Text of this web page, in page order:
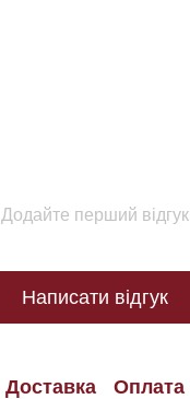
Додайте перший відгук
Написати відгук
Доставка Оплата